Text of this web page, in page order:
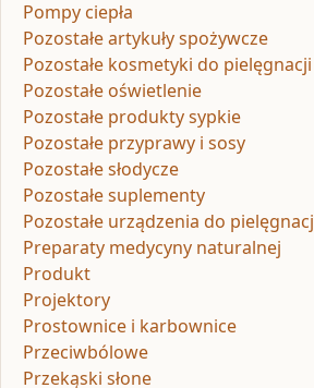
Pompy ciepła
Pozostałe artykuły spożywcze
Pozostałe kosmetyki do pielęgnacji
Pozostałe oświetlenie
Pozostałe produkty sypkie
Pozostałe przyprawy i sosy
Pozostałe słodycze
Pozostałe suplementy
Pozostałe urządzenia do
Preparaty medycyny naturalnej
Produkt
Projektory
Prostownice i karbownice
Przeciwbólowe
Przekąski słone